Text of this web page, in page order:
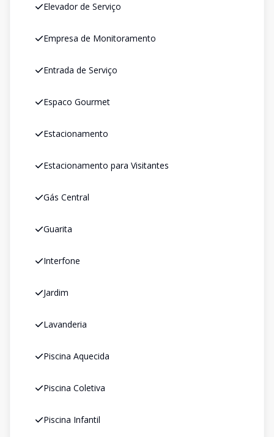
Elevador de Serviço
Empresa de Monitoramento
Entrada de Serviço
Espaco Gourmet
Estacionamento
Estacionamento para Visitantes
Gás Central
Guarita
Interfone
Jardim
Lavanderia
Piscina Aquecida
Piscina Coletiva
Piscina Infantil